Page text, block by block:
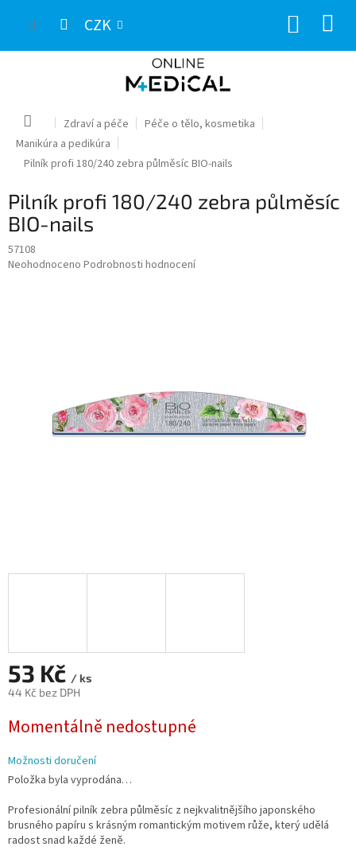
CZK
Domů Zdraví a péče
Péče o tělo, kosmetika
Manikúra a pedikúra
Pilník profi 180/240 zebra půlměsíc BIO-nails
Pilník profi 180/240 zebra půlměsíc
BIO-nails
57108
Průměrné
Neohodnoceno Podrobnosti hodnocení
53 Kč / ks
44 Kč bez DPH
cena:
Momentálně nedostupné
Možnosti doručení
Položka byla vyprodána…
Profesionální pilník zebra půlměsíc z nejkvalitnějšího japonského
brusného papíru s krásným romantickým motivem růže, který udělá
radost snad každé ženě.